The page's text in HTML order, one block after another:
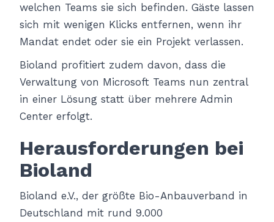
welchen Teams sie sich befinden. Gäste lassen
sich mit wenigen Klicks entfernen, wenn ihr
Mandat endet oder sie ein Projekt verlassen.
Bioland profitiert zudem davon, dass die
Verwaltung von Microsoft Teams nun zentral
in einer Lösung statt über mehrere Admin
Center erfolgt.
Herausforderungen bei
Bioland
Bioland e.V., der größte Bio-Anbauverband in
Deutschland mit rund 9.000